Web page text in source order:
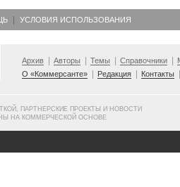
УСЛОВИЯ ИСПОЛЬЗОВАНИЯ
Архив Авторы Темы Справочники
О «Коммерсанте»
Редакция Контакты
ПАРТНЕРСКИЕ ПРОЕКТЫ И НОВОСТИ
НА КОММЕРЧЕСКОЙ ОСНОВЕ